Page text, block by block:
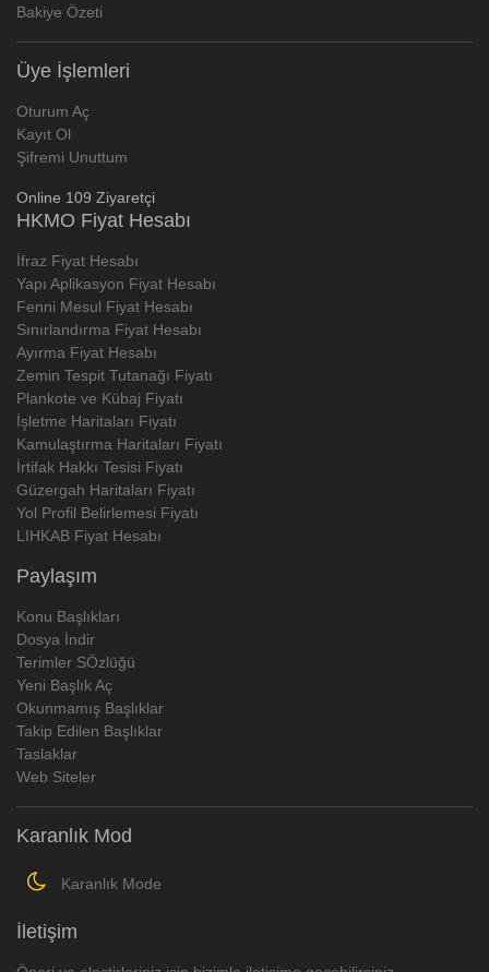
Bakiye Özeti
Üye İşlemleri
Oturum Aç
Kayıt Ol
Şifremi Unuttum
Online 109 Ziyaretçi
HKMO Fiyat Hesabı
İfraz Fiyat Hesabı
Yapı Aplikasyon Fiyat Hesabı
Fenni Mesul Fiyat Hesabı
Sınırlandırma Fiyat Hesabı
Ayırma Fiyat Hesabı
Zemin Tespit Tutanağı Fiyatı
Plankote ve Kübaj Fiyatı
İşletme Haritaları Fiyatı
Kamulaştırma Haritaları Fiyatı
İrtifak Hakkı Tesisi Fiyatı
Güzergah Haritaları Fiyatı
Yol Profil Belirlemesi Fiyatı
LIHKAB Fiyat Hesabı
Paylaşım
Konu Başlıkları
Dosya İndir
Terimler SÖzlüğü
Yeni Başlık Aç
Okunmamış Başlıklar
Takip Edilen Başlıklar
Taslaklar
Web Siteler
Karanlık Mod
Karanlık Mode
İletişim